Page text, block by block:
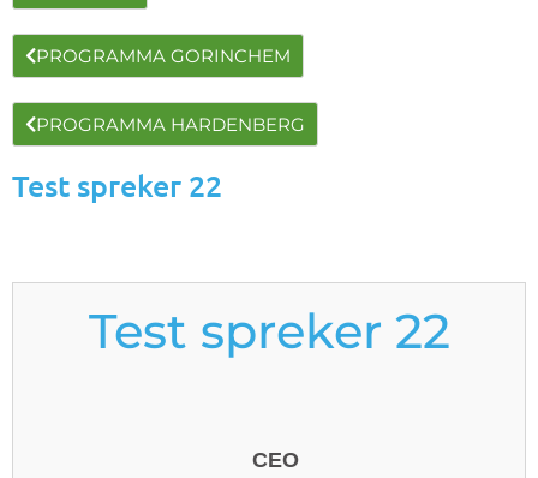
PROGRAMMA GORINCHEM
PROGRAMMA HARDENBERG
Test spreker 22
Test spreker 22
CEO